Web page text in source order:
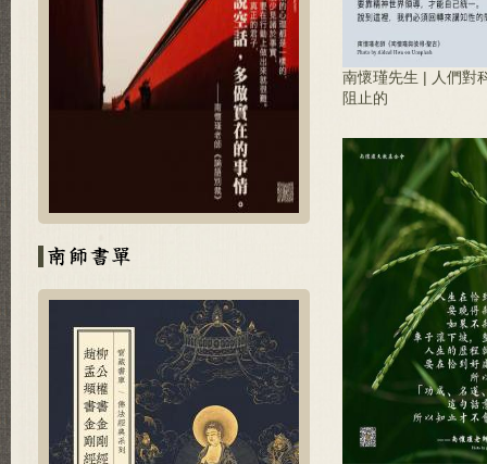
南懷瑾先生 | 人們對
阻止的